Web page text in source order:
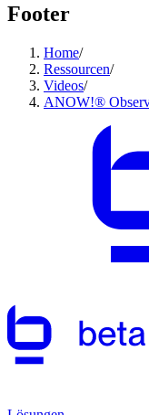
Footer
Home/
Ressourcen/
Videos/
ANOW!®